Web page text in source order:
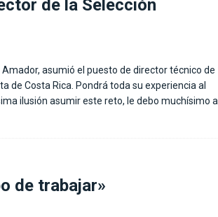
de la Selección
asumió el puesto de director técnico de
de Costa Rica. Pondrá toda su experiencia al
ilusión asumir este reto, le debo muchísimo al
de trabajar»